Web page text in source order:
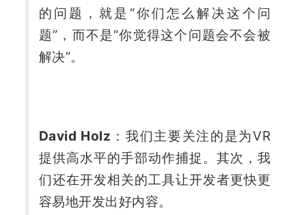
的问题，就是“你们怎么解决这个问
题”，而不是“你觉得这个问题会不会被
解决”。
David Holz ：我们主要关注的是为VR
提供高水平的手部动作捕捉。其次，我
们还在开发相关的工具让开发者更快更
容易地开发出好内容。